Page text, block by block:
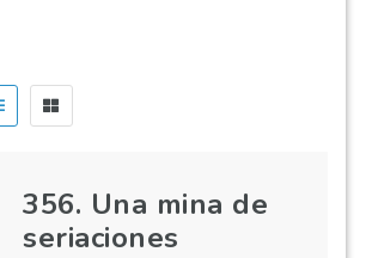
356. Una mina de
seriaciones